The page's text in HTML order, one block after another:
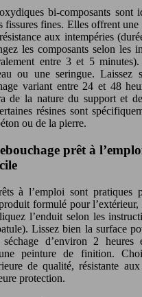
bi-composants sont
fissures fines. Elles offrent une
aux intempéries
les composants selon les
entre 3 et 5
ou une seringue. Laissez
variant entre 24 et 48
de la nature du support et
résines sont
ou de la pierre.
prêt à
à l’emploi sont pratiques
formulé pour l’extérieur,
l’enduit selon les
Lissez bien la surface
d’environ 2 heures
peinture de finition.
de qualité, résistante
protection.